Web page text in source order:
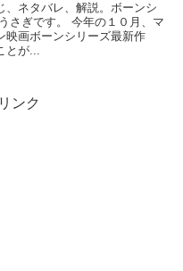
、ネタバレ、解説。ボーンシ
さぎです。 今年の１０月、マ
映画ボーンシリーズ最新作
とが...
ンク